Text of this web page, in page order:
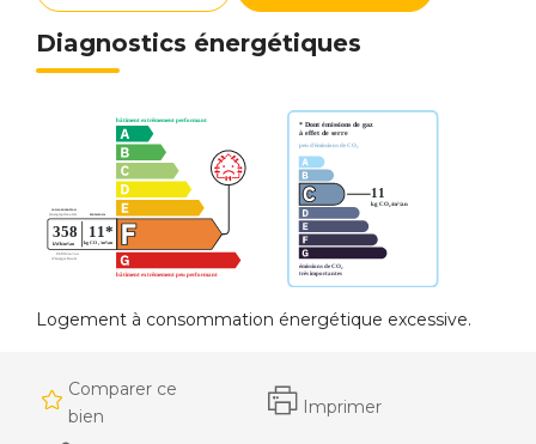
Diagnostics énergétiques
Logement à consommation énergétique excessive.
Comparer ce
bien
Imprimer